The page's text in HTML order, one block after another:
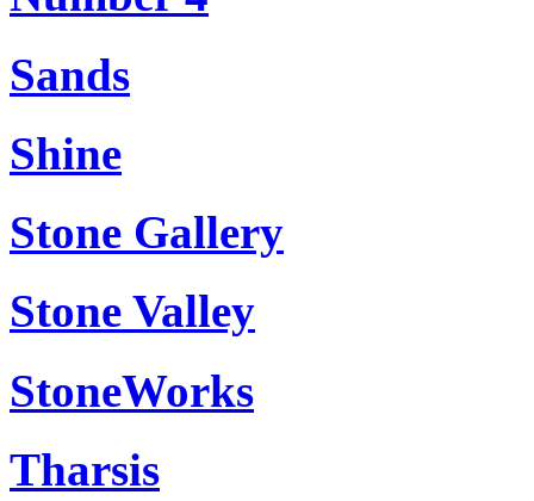
Sands
Shine
Stone Gallery
Stone Valley
StoneWorks
Tharsis